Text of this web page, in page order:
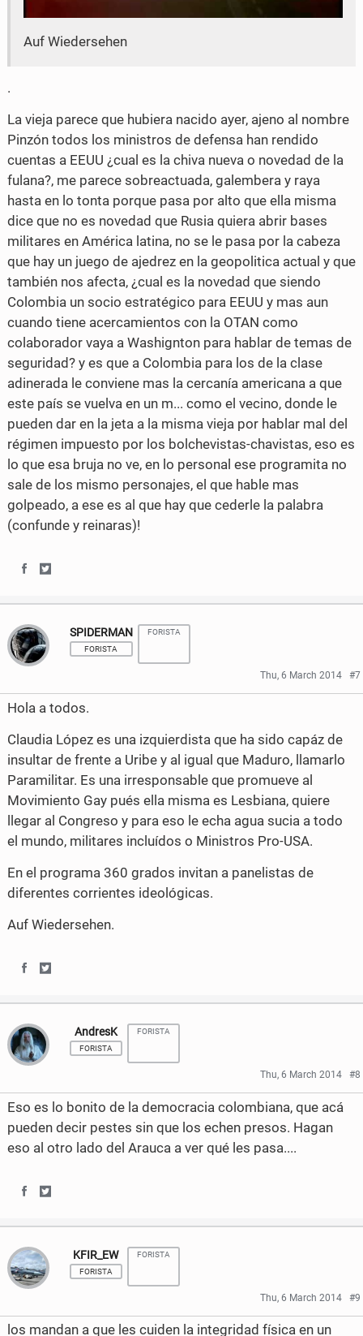
Auf Wiedersehen
.
La vieja parece que hubiera nacido ayer, ajeno al nombre
Pinzón todos los ministros de defensa han rendido
cuentas a EEUU ¿cual es la chiva nueva o novedad de la
fulana?, me parece sobreactuada, galembera y raya
hasta en lo tonta porque pasa por alto que ella misma
dice que no es novedad que Rusia quiera abrir bases
militares en América latina, no se le pasa por la cabeza
que hay un juego de ajedrez en la geopolitica actual y que
también nos afecta, ¿cual es la novedad que siendo
Colombia un socio estratégico para EEUU y mas aun
cuando tiene acercamientos con la OTAN como
colaborador vaya a Washignton para hablar de temas de
seguridad? y es que a Colombia para los de la clase
adinerada le conviene mas la cercanía americana a que
este país se vuelva en un m... como el vecino, donde le
pueden dar en la jeta a la misma vieja por hablar mal del
régimen impuesto por los bolchevistas-chavistas, eso es
lo que esa bruja no ve, en lo personal ese programita no
sale de los mismo personajes, el que hable mas
golpeado, a ese es al que hay que cederle la palabra
(confunde y reinaras)!
a
r
e
F
a
c
b
o
a
r
e
T
w
i
t
e
SPIDERMAN
FORISTA
FORISTA
Thu, 6 March 2014 #7
Hola a todos.
Claudia López es una izquierdista que ha sido capáz de
insultar de frente a Uribe y al igual que Maduro, llamarlo
Paramilitar. Es una irresponsable que promueve al
Movimiento Gay pués ella misma es Lesbiana, quiere
llegar al Congreso y para eso le echa agua sucia a todo
el mundo, militares incluídos o Ministros Pro-USA.
En el programa 360 grados invitan a panelistas de
diferentes corrientes ideológicas.
Auf Wiedersehen.
h
a
r
e
o
n
e
b
o
h
a
r
e
o
n
t
e
AndresK
FORISTA
FORISTA
Thu, 6 March 2014 #8
Eso es lo bonito de la democracia colombiana, que acá
pueden decir pestes sin que los echen presos. Hagan
eso al otro lado del Arauca a ver qué les pasa....
h
a
r
e
h
a
r
e
KFIR_EW
FORISTA
FORISTA
Thu, 6 March 2014 #9
los mandan a que les cuiden la integridad física en un